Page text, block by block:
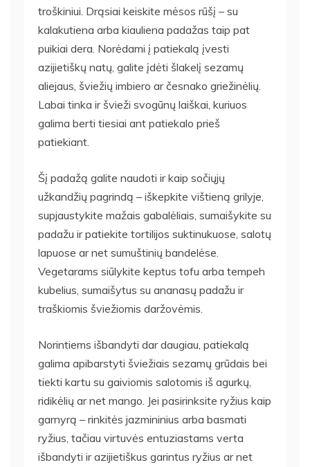
troškiniui. Drąsiai keiskite mėsos rūšį – su
kalakutiena arba kiauliena padažas taip pat
puikiai dera. Norėdami į patiekalą įvesti
azijietiškų natų, galite įdėti šlakelį sezamų
aliejaus, šviežių imbiero ar česnako griežinėlių.
Labai tinka ir švieži svogūnų laiškai, kuriuos
galima berti tiesiai ant patiekalo prieš
patiekiant.
Šį padažą galite naudoti ir kaip sočiųjų
užkandžių pagrindą – iškepkite vištieną grilyje,
supjaustykite mažais gabalėliais, sumaišykite su
padažu ir patiekite tortilijos suktinukuose, salotų
lapuose ar net sumuštinių bandelėse.
Vegetarams siūlykite keptus tofu arba tempeh
kubelius, sumaišytus su ananasų padažu ir
traškiomis šviežiomis daržovėmis.
Norintiems išbandyti dar daugiau, patiekalą
galima apibarstyti šviežiais sezamų grūdais bei
tiekti kartu su gaiviomis salotomis iš agurkų,
ridikėlių ar net mango. Jei pasirinksite ryžius kaip
garnyrą – rinkitės jazmininius arba basmati
ryžius, tačiau virtuvės entuziastams verta
išbandyti ir azijietiškus garintus ryžius ar net